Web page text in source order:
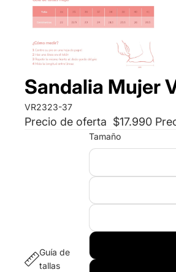
Sandalia Mujer
VR2323-37
Precio de oferta $17.990
Guía de
tallas
Tamaño